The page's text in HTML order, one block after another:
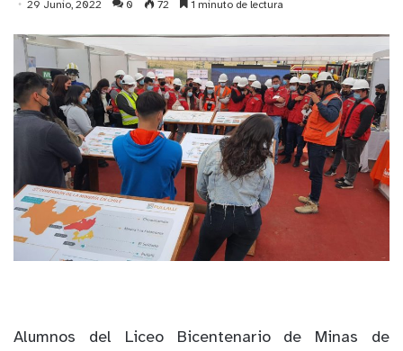
29 Junio, 2022 0 72 1 minuto de lectura
Alumnos del Liceo Bicentenario de Minas de